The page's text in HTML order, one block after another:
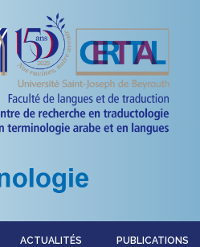
ACTUALITÉS PUBLICATIONS